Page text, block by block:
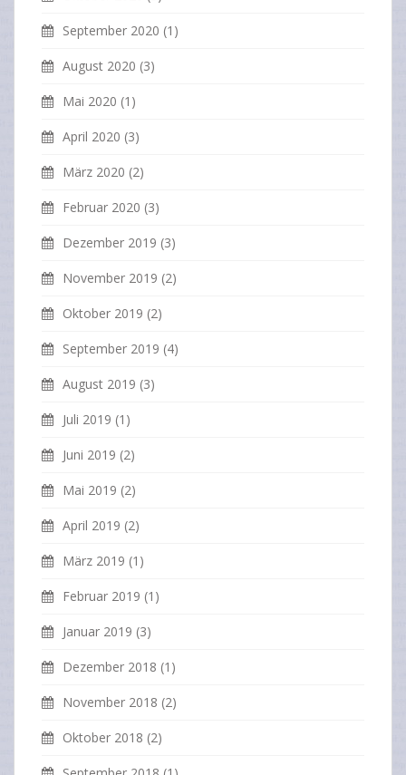
September 2020 (1)
August 2020 (3)
Mai 2020 (1)
April 2020 (3)
März 2020 (2)
Februar 2020 (3)
Dezember 2019 (3)
November 2019 (2)
Oktober 2019 (2)
September 2019 (4)
August 2019 (3)
Juli 2019 (1)
Juni 2019 (2)
Mai 2019 (2)
April 2019 (2)
März 2019 (1)
Februar 2019 (1)
Januar 2019 (3)
Dezember 2018 (1)
November 2018 (2)
Oktober 2018 (2)